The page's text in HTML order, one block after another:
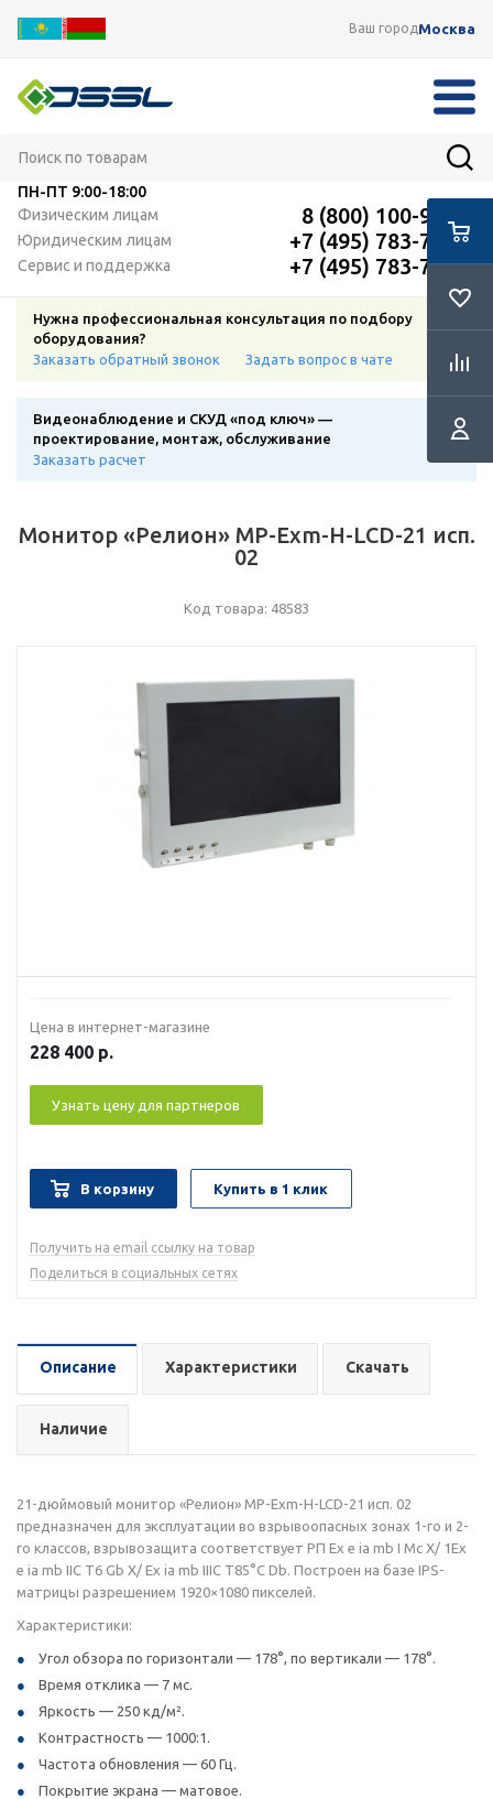
Ваш городМосква
ПН-ПТ 9:00-18:00
Физическим лицам
8 (800) 100-91-12
Юридическим лицам +7 (495) 783-72-87
Сервис и поддержка +7 (495) 783-72-87
Нужна профессиональная консультация по подбору
оборудования?
Заказать обратный звонок
Задать вопрос в чате
Видеонаблюдение и СКУД «под ключ» —
проектирование, монтаж, обслуживание
Заказать расчет
Монитор «Релион» МР-Exm-Н-LCD-21 исп.
02
Код товара: 48583
Цена в интернет-магазине
228 400 р.
Узнать цену для партнеров
В корзину Купить в 1 клик
Получить на email ссылку на товар
Поделиться в социальных сетях
Описание Характеристики Скачать
Наличие
21-дюймовый монитор «Релион» МР-Exm-Н-LCD-21 исп. 02
предназначен для эксплуатации во взрывоопасных зонах 1-го и 2-
го классов, взрывозащита соответствует РП Ех e ia mb I Mc X/ 1Ex
e ia mb IIC T6 Gb X/ Ex ia mb IIIC T85°C Db. Построен на базе IPS-
матрицы разрешением 1920×1080 пикселей.
Характеристики:
Угол обзора по горизонтали — 178°, по вертикали — 178°.
Время отклика — 7 мс.
Яркость — 250 кд/м².
Контрастность — 1000:1.
Частота обновления — 60 Гц.
Покрытие экрана — матовое.